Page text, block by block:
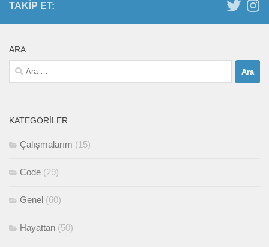
TAKIP ET:
ARA
Arama:
KATEGORILER
Çalışmalarım (15)
Code (29)
Genel (60)
Hayattan (50)